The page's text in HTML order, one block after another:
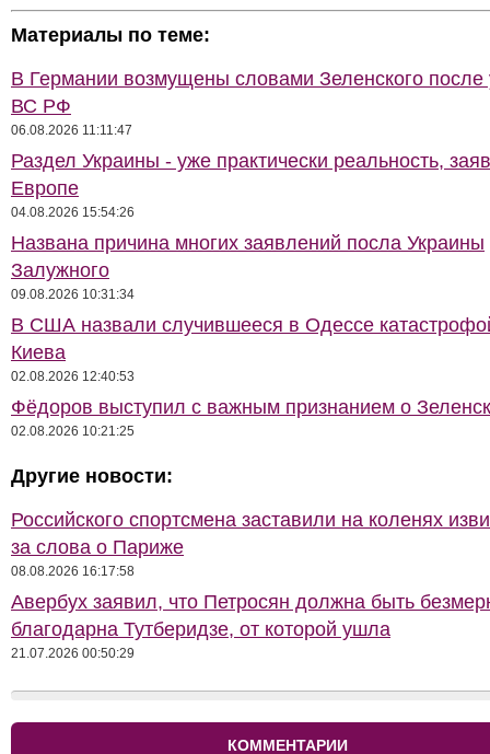
Материалы по теме:
В Германии возмущены словами Зеленского после
ВС РФ
06.08.2026 11:11:47
Раздел Украины - уже практически реальность,
Европе
04.08.2026 15:54:26
Названа причина многих заявлений посла Украины
Залужного
09.08.2026 10:31:34
В США назвали случившееся в Одессе
Киева
02.08.2026 12:40:53
Фёдоров выступил с важным признанием о
02.08.2026 10:21:25
Другие новости:
Российского спортсмена заставили на коленях
за слова о Париже
08.08.2026 16:17:58
Авербух заявил, что Петросян должна быть
благодарна Тутберидзе, от которой ушла
21.07.2026 00:50:29
КОММЕНТАРИИ